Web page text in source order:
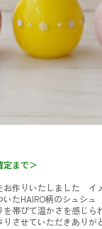
定まで＞
作りいたしました イ
いたHAIRO柄のシュシ
を帯びて温かさを感じ
させていただきありが